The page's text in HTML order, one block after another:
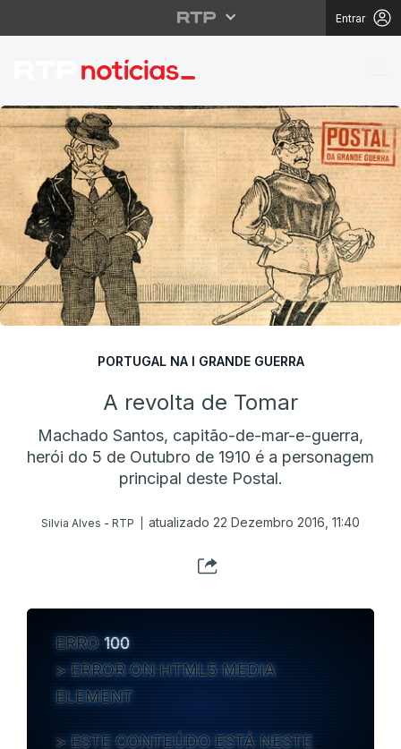
Entrar
A revolta de Tomar
PORTUGAL NA I GRANDE GUERRA
A revolta de Tomar
Machado Santos, capitão-de-mar-e-guerra,
herói do 5 de Outubro de 1910 é a personagem
principal deste Postal.
Silvia Alves - RTP atualizado 22 Dezembro 2016, 11:40
ERRO 100
ERROR ON HTML5 MEDIA
ELEMENT
ESTE CONTEÚDO ESTÁ NESTE